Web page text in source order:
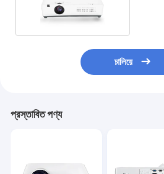
চালিয়ে
প্রস্তাবিত পণ্য